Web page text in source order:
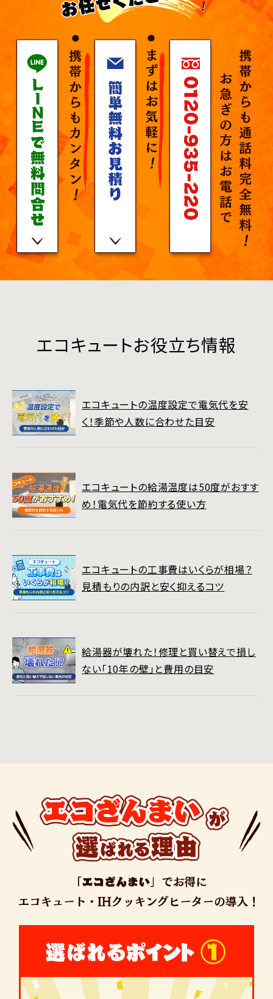
エコキュートお役立ち情報
エコキュートの温度設定で電気代を安
く！季節や人数に合わせた目安
エコキュートの給湯温度は50度がおすす
め！電気代を節約する使い方
エコキュートの工事費はいくらが相場？
見積もりの内訳と安く抑えるコツ
給湯器が壊れた！修理と買い替えで損し
ない「10年の壁」と費用の目安